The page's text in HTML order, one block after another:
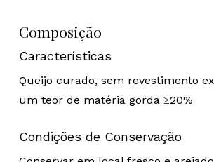
Composição
Características
Queijo curado, sem revestimento
um teor de matéria gorda ≥20%
Condições de Conservação